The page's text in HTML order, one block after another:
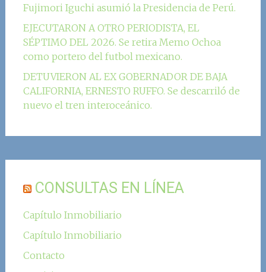
Fujimori Iguchi asumió la Presidencia de Perú.
EJECUTARON A OTRO PERIODISTA, EL
SÉPTIMO DEL 2026. Se retira Memo Ochoa
como portero del futbol mexicano.
DETUVIERON AL EX GOBERNADOR DE BAJA
CALIFORNIA, ERNESTO RUFFO. Se descarriló de
nuevo el tren interoceánico.
CONSULTAS EN LÍNEA
Capítulo Inmobiliario
Capítulo Inmobiliario
Contacto